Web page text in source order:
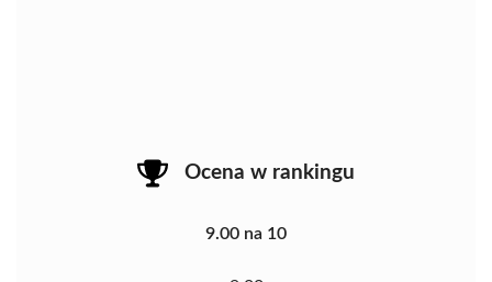
Ocena w rankingu
9.00 na 10